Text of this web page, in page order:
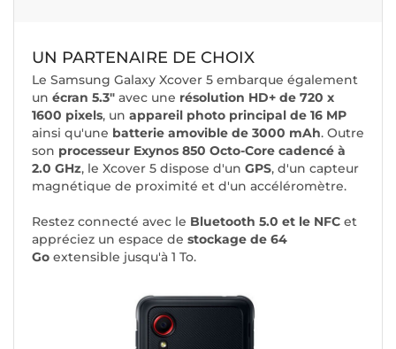
UN PARTENAIRE DE CHOIX
Le Samsung Galaxy Xcover 5 embarque également
un écran 5.3" avec une résolution HD+ de 720 x
1600 pixels, un appareil photo principal de 16 MP
ainsi qu'une batterie amovible de 3000 mAh. Outre
son processeur Exynos 850 Octo-Core cadencé à
2.0 GHz, le Xcover 5 dispose d'un GPS, d'un capteur
magnétique de proximité et d'un accéléromètre.
Restez connecté avec le Bluetooth 5.0 et le NFC et
appréciez un espace de stockage de 64
Go extensible jusqu'à 1 To.